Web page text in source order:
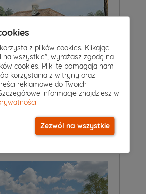
1 | Garaż0
3 999 zł
3 599 zł
z plików cookies. Klikając
na wszystkie", wyrażasz zgodę na
cookies. Pliki te pomagają nam
korzystania z witryny oraz
reklamowe do Twoich
informacje znajdziesz w
Zezwól na wszystkie